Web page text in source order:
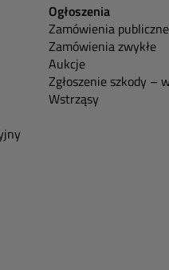
Ogłoszenia
Zamówienia publiczne
Zamówienia zwykłe
Aukcje
Zgłoszenie szkody –
Wstrząsy